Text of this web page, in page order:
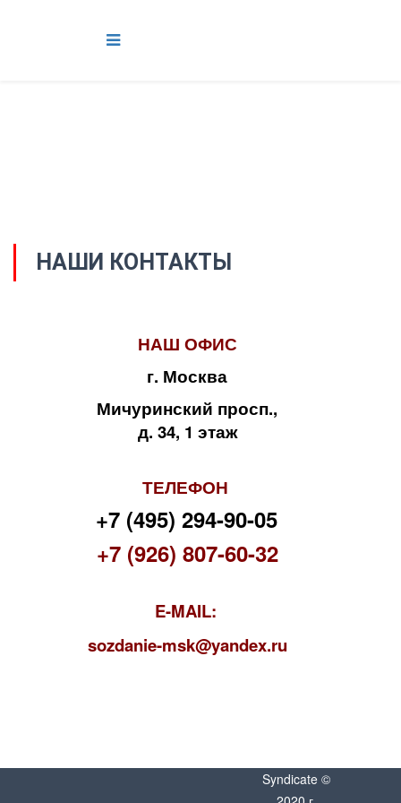
НАШИ КОНТАКТЫ
НАШ ОФИС
г. Москва
Мичуринский просп.,
д. 34, 1 этаж
ТЕЛЕФОН
+7 (495) 294-90-05
+7 (926) 807-60-32
E-MAIL:
sozdanie-msk@yandex.ru
Syndicate ©